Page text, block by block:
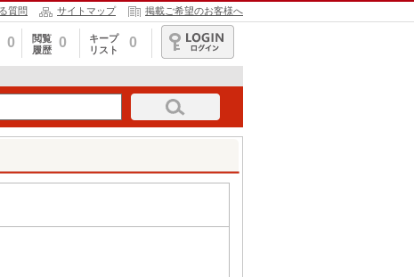
質問 サイトマップ 掲載ご希望のお客様へ
0
閲覧
履歴
0
キープ
リスト
0
ログイン